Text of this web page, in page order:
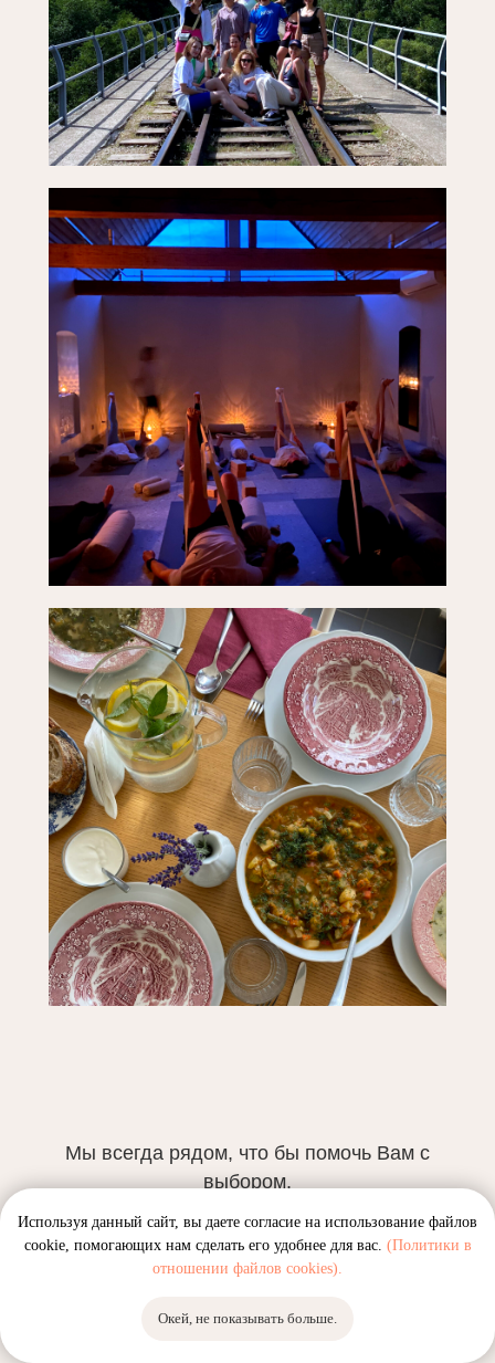
Мы всегда рядом, что бы помочь Вам с
выбором.
Напиши нам в TELEGRAM мы ответим на
любой интересующий вас вопрос!
Используя данный сайт, вы даете согласие на использование файлов
cookie, помогающих нам сделать его удобнее для вас. (Политики в
отношении файлов cookies).
Окей, не показывать больше.